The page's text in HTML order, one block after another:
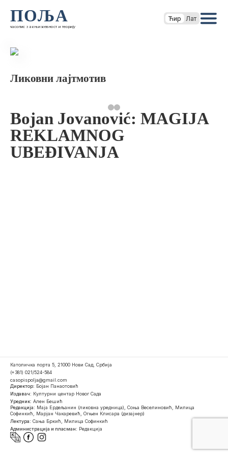
ПОЉА
часопис за књижевност и теорију
Ћир Лат
Ликовни лајтмотив
Bojan Jovanović: MAGIJA
REKLAMNOG
UBEĐIVANJA
Католичка порта 5, 21000 Нови Сад, Србија
(+381) 021/524-584
casopispolja@gmail.com
Директор: Бојан Панаотовић
Издавач: Културни центар Новог Сада
Уредник: Ален Бешић
Редакција: Маја Ердељанин (ликовна уредница), Соња Веселиновић, Милица
Софинкић, Марјан Чакаревић, Огњен Клисара (дизајнер)
Лектура: Сања Бркић, Милица Софинкић
Администрација и пласман: Редакција